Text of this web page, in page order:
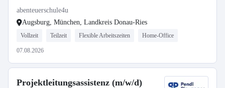
abenteuerschule4u
Augsburg, München, Landkreis Donau-Ries
Vollzeit Teilzeit Flexible Arbeitszeiten Home-Office
07.08.2026
Projektleitungsassistenz (m/w/d)